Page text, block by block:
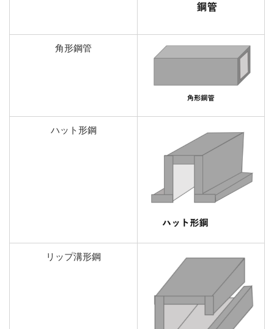
角形鋼管
ハット形鋼
リップ溝形鋼